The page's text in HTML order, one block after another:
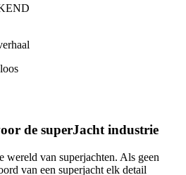
de superJacht industrie
wereld van superjachten. Als geen
van een superjacht elk detail